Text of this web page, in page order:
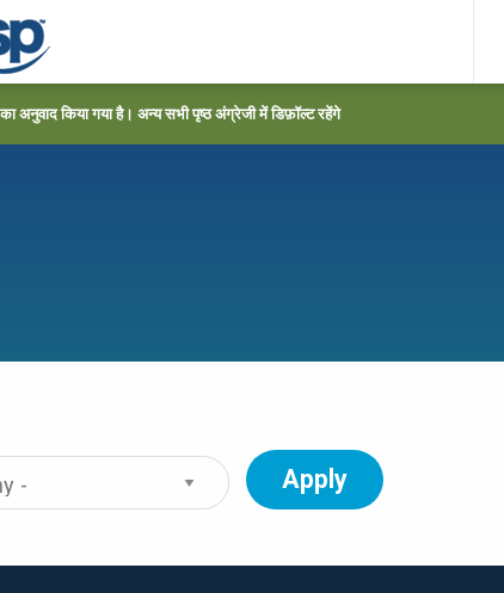
अनुवाद किया गया है। अन्य सभी पृष्ठ अंग्रेजी में डिफ़ॉल्ट रहेंगे